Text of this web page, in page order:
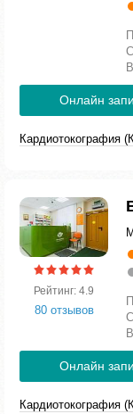
Онлайн
Кардиотокография
Рейтинг: 4.9
80 отзывов
Онлайн
Кардиотокография